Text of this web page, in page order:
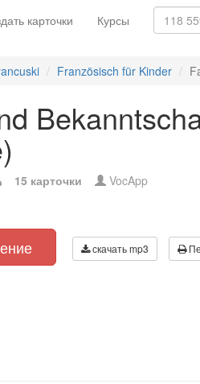
карточки Курсы
Französisch für Kinder
15 карточки VocApp
скачать mp3